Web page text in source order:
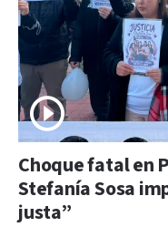
Choque fatal en
Stefanía Sosa
justa”